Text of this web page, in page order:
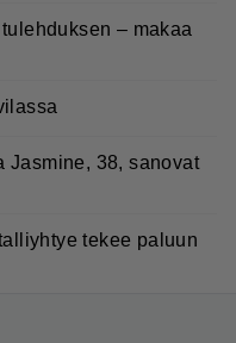
– makaa
Jasmine, 38, sanovat
tekee paluun